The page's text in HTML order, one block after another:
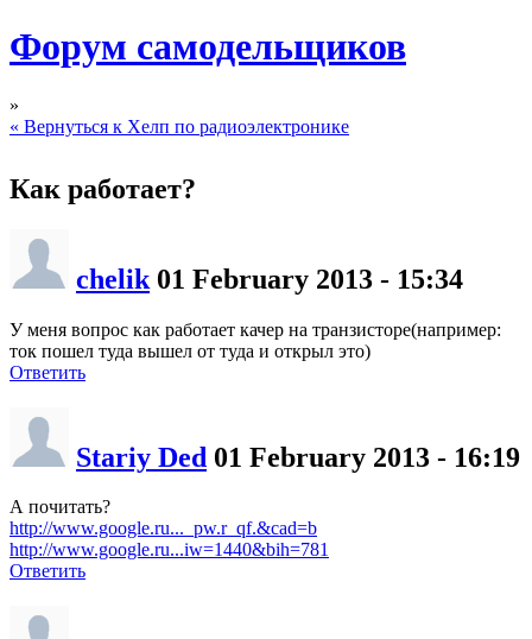
Форум самодельщиков
»
« Вернуться к Хелп по радиоэлектронике
Как работает?
chelik 01 February 2013 - 15:34
У меня вопрос как работает качер на транзисторе(например:
ток пошел туда вышел от туда и открыл это)
Ответить
Stariy Ded 01 February 2013 - 16:19
А почитать?
http://www.google.ru..._pw.r_qf.&cad=b
http://www.google.ru...iw=1440&bih=781
Ответить